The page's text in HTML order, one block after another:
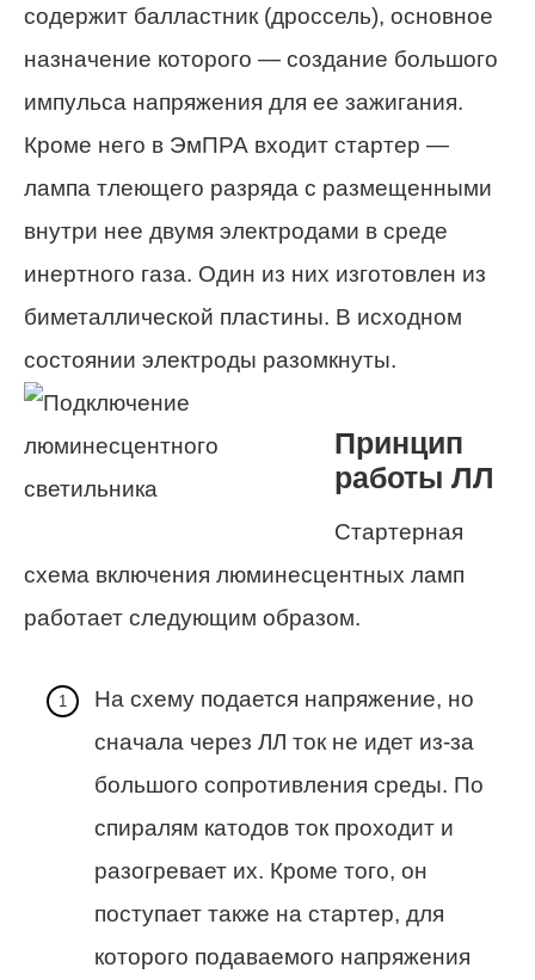
содержит балластник (дроссель), основное
назначение которого — создание большого
импульса напряжения для ее зажигания.
Кроме него в ЭмПРА входит стартер —
лампа тлеющего разряда с размещенными
внутри нее двумя электродами в среде
инертного газа. Один из них изготовлен из
биметаллической пластины. В исходном
состоянии электроды разомкнуты.
Принцип
работы ЛЛ
Стартерная
схема включения люминесцентных ламп
работает следующим образом.
На схему подается напряжение, но
сначала через ЛЛ ток не идет из-за
большого сопротивления среды. По
спиралям катодов ток проходит и
разогревает их. Кроме того, он
поступает также на стартер, для
которого подаваемого напряжения